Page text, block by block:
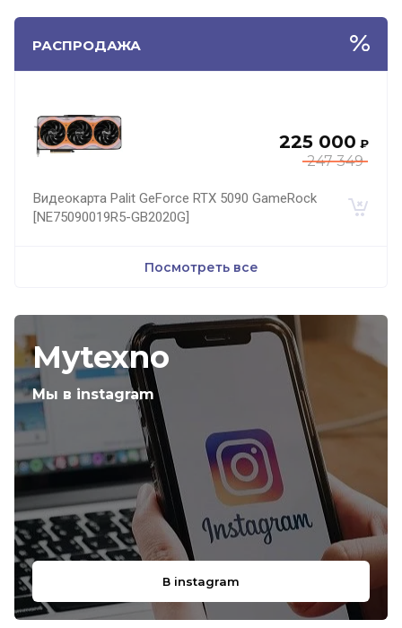
РАСПРОДАЖА
247 349
225 000 ₽
Видеокарта Palit GeForce RTX 5090 GameRock
[NE75090019R5-GB2020G]
Посмотреть все
Mytexno
Мы в instagram
В instagram